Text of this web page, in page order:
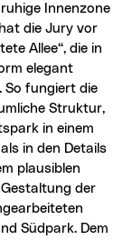
Innenzone
die Jury vor
Allee“, die in
elegant
So fungiert die
Struktur,
in einem
in den Details
plausiblen
der
Südpark. Dem